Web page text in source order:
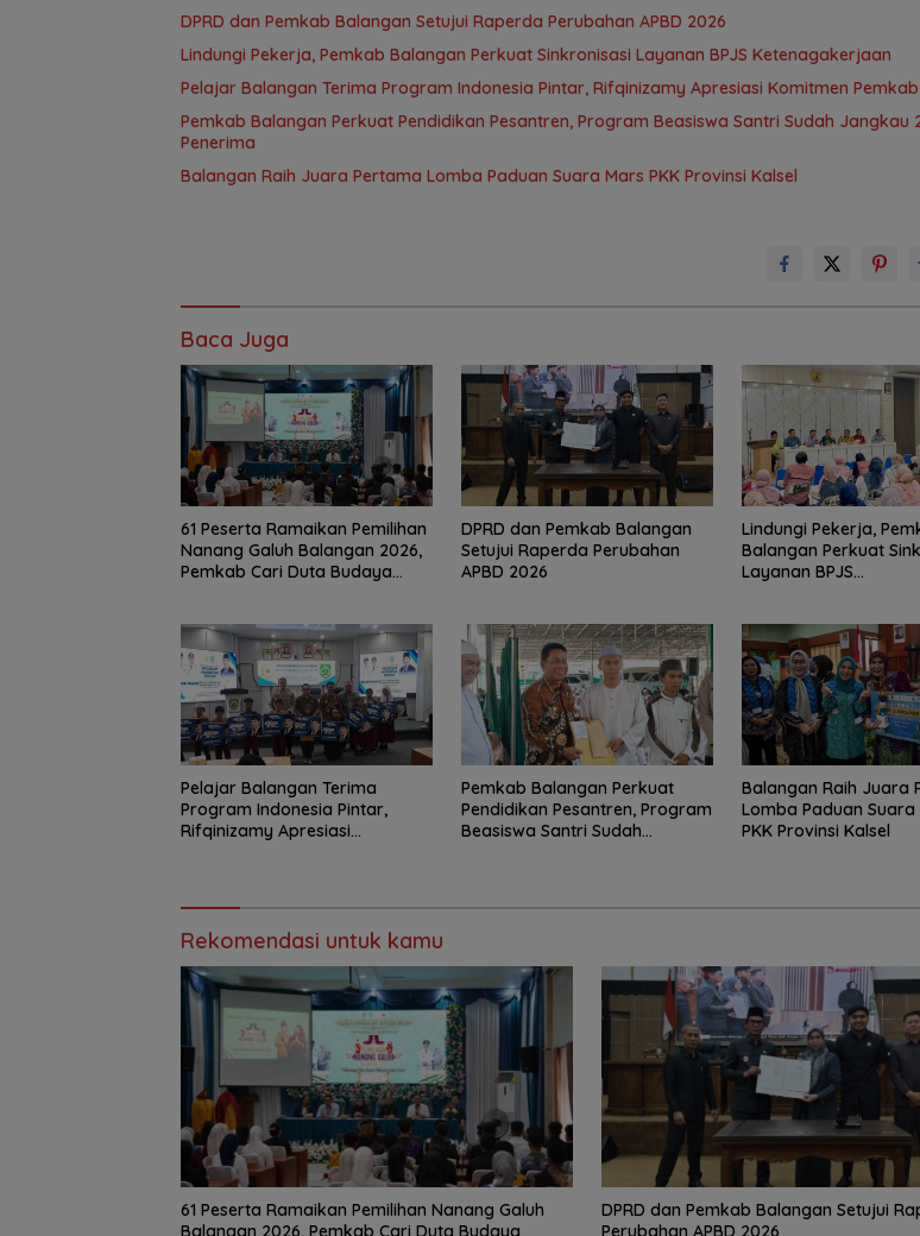
DPRD dan Pemkab Balangan Setujui Raperda Perubahan APBD 2026
Lindungi Pekerja, Pemkab Balangan Perkuat Sinkronisasi Layanan BPJS Ketenagakerjaan
Pelajar Balangan Terima Program Indonesia Pintar, Rifqinizamy Apresiasi Komitmen Pemkab
Pemkab Balangan Perkuat Pendidikan Pesantren, Program Beasiswa Santri Sudah Jangkau
Penerima
Balangan Raih Juara Pertama Lomba Paduan Suara Mars PKK Provinsi Kalsel
Baca Juga
61 Peserta Ramaikan Pemilihan
Nanang Galuh Balangan 2026,
Pemkab Cari Duta Budaya
DPRD dan Pemkab Balangan
Setujui Raperda Perubahan
APBD 2026
Lindungi Pekerja,
Balangan Perkuat
Layanan BPJS
Pelajar Balangan Terima
Program Indonesia Pintar,
Rifqinizamy Apresiasi
Pemkab Balangan Perkuat
Pendidikan Pesantren, Program
Beasiswa Santri Sudah
Balangan Raih Juara
Lomba Paduan Suara
PKK Provinsi Kalsel
Rekomendasi untuk kamu
61 Peserta Ramaikan Pemilihan Nanang Galuh
Balangan 2026, Pemkab Cari Duta Budaya
DPRD dan Pemkab Balangan Setujui
Perubahan APBD 2026